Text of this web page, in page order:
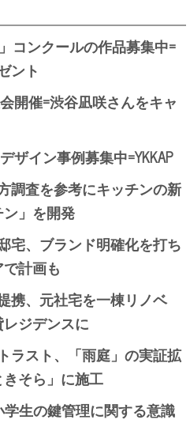
コンクールの作品募集中=
ント
開催=渋谷凪咲さんをキャ
ザイン事例募集中=YKKAP
調査を参考にキッチンの新
」を開発
宅、ブランド明確化を打ち
計画も
携、元社宅を一棟リノベ
ジデンスに
ラスト、「雨庭」の実証拡
そら」に施工
生の鍵管理に関する意識